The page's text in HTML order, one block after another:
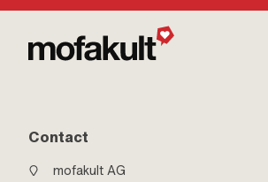
Contact
mofakult AG